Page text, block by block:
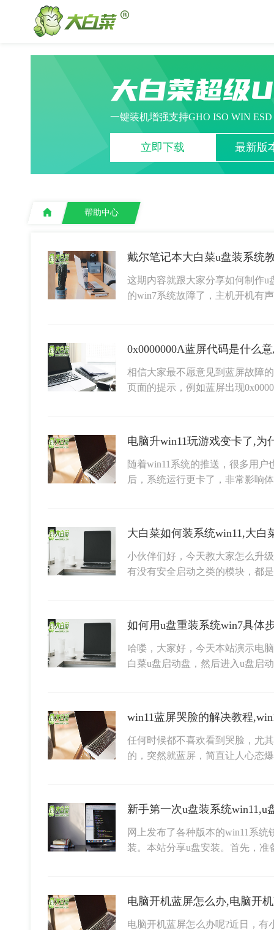
大白菜超级
一键装机增强支持GHO ISO WIN
立即下载 最新版
帮助中心
这期内容就跟大家分享如何制作
的win7系统故障了，主机开机有
相信大家最不愿意见到蓝屏故障
页面的提示，例如蓝屏出现
随着win11系统的推送，很多用
后，系统运行更卡了，非常影响
大白菜如何装系统win11,大白
小伙伴们好，今天教大家怎么升
有没有安全启动之类的模块，都
哈喽，大家好，今天本站演示电
白菜u盘启动盘，然后进入u盘启
win11蓝屏哭脸的解决教程
任何时候都不喜欢看到哭脸，尤
的，突然就蓝屏，简直让人心态
新手第一次u盘装系统win11,u
网上发布了各种版本的win11系
装。本站分享u盘安装。首先，
电脑开机蓝屏怎么办,电脑开
电脑开机蓝屏怎么办呢?近日，